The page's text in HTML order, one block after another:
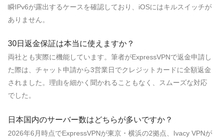
瞬IPv6が露出するケースを確認しており、iOSにはキルスイッチが
ありません。
30日返金保証は本当に使えますか？
両社とも実際に機能しています。筆者がExpressVPNで返金申請し
た際は、チャット申請から3営業日でクレジットカードに全額返金
されました。理由を細かく聞かれることもなく、スムーズな対応
でした。
日本国内のサーバー数はどちらが多いですか？
2026年6月時点でExpressVPNが東京・横浜の2拠点、Ivacy VPNが